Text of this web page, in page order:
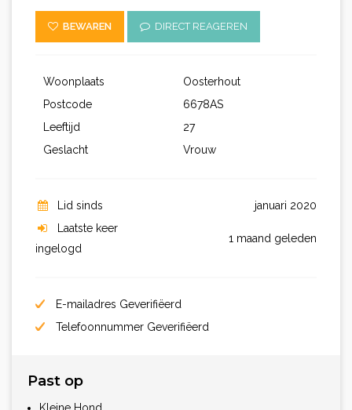
BEWAREN DIRECT REAGEREN
Woonplaats
Oosterhout
Postcode
6678AS
Leeftijd
27
Geslacht
Vrouw
Lid sinds
januari 2020
Laatste keer
ingelogd
1 maand geleden
E-mailadres Geverifiëerd
Telefoonnummer Geverifiëerd
Past op